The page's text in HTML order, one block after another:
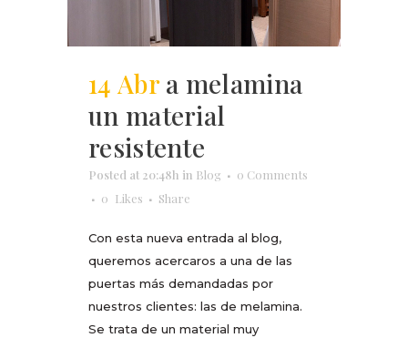
14 Abr a melamina
un material
resistente
Posted at 20:48h in Blog
0 Comments
0 Likes Share
Con esta nueva entrada al blog,
queremos acercaros a una de las
puertas más demandadas por
nuestros clientes: las de melamina.
Se trata de un material muy